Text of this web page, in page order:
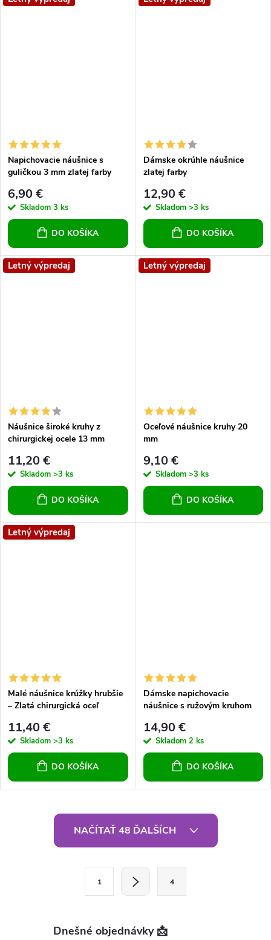
Napichovacie náušnice s
guličkou 3 mm zlatej farby
6,90 €
Skladom 3 ks
DO KOŠÍKA
Dámske okrúhle náušnice
zlatej farby
12,90 €
Skladom >3 ks
DO KOŠÍKA
Letný výpredaj
Náušnice široké kruhy z
chirurgickej ocele 13 mm
11,20 €
Skladom >3 ks
DO KOŠÍKA
Letný výpredaj
Oceľové náušnice kruhy 20
mm
9,10 €
Skladom >3 ks
DO KOŠÍKA
Letný výpredaj
Malé náušnice krúžky hrubšie
– Zlatá chirurgická oceľ
11,40 €
Skladom >3 ks
DO KOŠÍKA
Dámske napichovacie
náušnice s ružovým kruhom
14,90 €
Skladom 2 ks
DO KOŠÍKA
NAČÍTAŤ 48 ĎALŠÍCH
1 4
Dnešné objednávky 📩